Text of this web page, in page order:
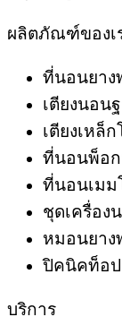
ผลิตภัณฑ์ของเ
ที่นอนยาง
เตียงนอน
เตียงเหล็
ที่นอนพ็อก
ที่นอนเมม
ชุดเครื่อง
หมอนยาง
ปิคนิคท็อป
บริการ